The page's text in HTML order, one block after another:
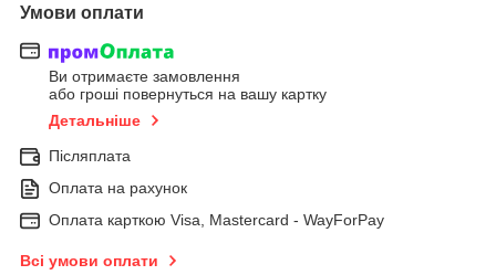
Умови оплати
Ви отримаєте замовлення
або гроші повернуться на вашу картку
Детальніше
Післяплата
Оплата на рахунок
Оплата карткою Visa, Mastercard - WayForPay
Всі умови оплати